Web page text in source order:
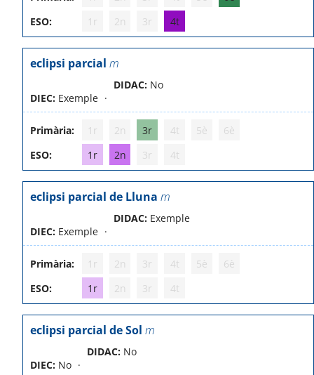
ESO:
1r 2n 3r 4t
eclipsi parcial m
DIEC: Exemple
DIDAC: No
Primària: 1r 2n 3r 4t 5è
6è
ESO:
1r 2n 3r 4t
eclipsi parcial de Lluna m
DIEC: Exemple
DIDAC: Exemple
Primària: 1r 2n 3r 4t 5è
6è
ESO:
1r 2n 3r 4t
eclipsi parcial de Sol m
DIEC: No
DIDAC: No